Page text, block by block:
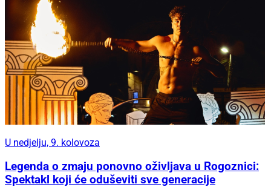
U nedjelju, 9. kolovoza
Legenda o zmaju ponovno oživljava u Rogoznici:
Spektakl koji će oduševiti sve generacije